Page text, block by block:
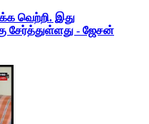
வெற்றி. இது
சேர்த்துள்ளது - ஜேசன்